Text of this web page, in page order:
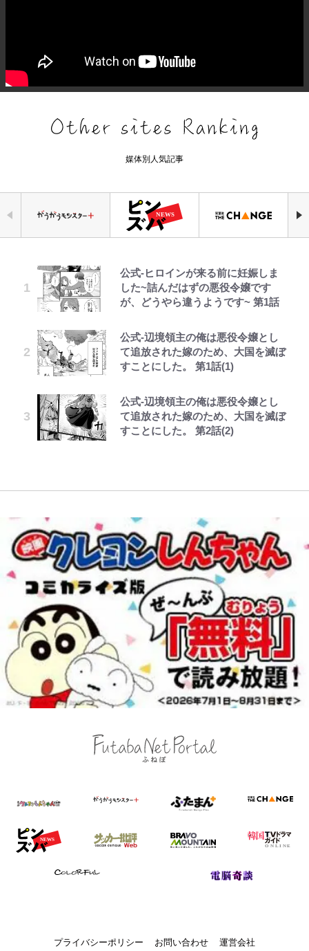
媒体別人気記事
公式-ヒロインが来る前に妊娠しま
した~詰んだはずの悪役令嬢です
が、どうやら違うようです~ 第1話
公式-辺境領主の俺は悪役令嬢とし
て追放された嫁のため、大国を滅ぼ
すことにした。 第1話(1)
公式-辺境領主の俺は悪役令嬢とし
て追放された嫁のため、大国を滅ぼ
すことにした。 第2話(2)
【川口春奈と結婚】板倉滉は「めっ
ちゃモテる」 年収7億円・お洒落・
包容力…超愛される日本代表
『夜ふかし』多田さん、上下の顎骨
を切る大整形後初のイメチェン近影
に「中顔面がかなり縮小」「面長が
長瀬智也の“角刈りちっく短髪”変
貌姿に「超絶イケメン」大反響 意
三代目魚武濱田成夫「すっごい勉強
ができない阿呆」が京都の名門美術
高校に受かった理由「落ちたと思っ
です」
FRUITS ZIPPER鎮西寿々歌が語る
「人生最大の決断」
FRUITS ZIPPER鎮西寿々歌に訪れ
令和のNBAを先取りしていた!?
『SLAM DUNK』が30年前に描い
た「驚きの戦術」ストレッチ5に大
放送40周年『機動戦士ガンダム
ZZ』いまだ語り継がれる「伝説の
「あまりにも破格すぎる…」
『BLEACH 千年血戦篇』限定21ア
アユは「怒らせて掛ける」魚だっ
た！ ルアーを追わせて釣りあげる
「アユイング」のオリジナリティ＆
【南会津に要チェックのキャンプ場
あり！】観光名所「大内宿」まで
イト」
【夏は涼しい長野で「車中泊」旅】
ボンジュールでポンジュースだゾ
ボーちゃんの一途な気持ちだゾ
とうちゃんが出世するゾ
空の轍と大地の雲と 第1回
第3回 出版までの道のり・その2
レビュー『仮面家族』悠木シュン・
著
【W杯】日本代表FW上田綺世の爆
美女モデル妻｢ワンオペ苦言｣で動
画削除の波紋…一方で株を上げ続け
｢たのむ。売ってくれ｣松田直樹さ
ん急逝から15年…横浜FMが開幕戦
たい｣
超大物女優との熱愛報道でも話題！
プライバシーポリシー お問い合わせ 運営会社